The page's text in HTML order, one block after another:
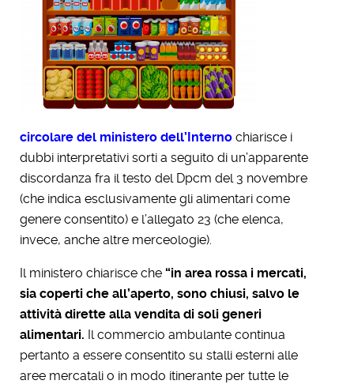
circolare del ministero dell’Interno chiarisce i
dubbi interpretativi sorti a seguito di un’apparente
discordanza fra il testo del Dpcm del 3 novembre
(che indica esclusivamente gli alimentari come
genere consentito) e l’allegato 23 (che elenca,
invece, anche altre merceologie).
Il ministero chiarisce che “in area rossa i mercati,
sia coperti che all’aperto, sono chiusi, salvo le
attività dirette alla vendita di soli generi
alimentari. Il commercio ambulante continua
pertanto a essere consentito su stalli esterni alle
aree mercatali o in modo itinerante per tutte le